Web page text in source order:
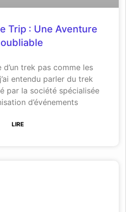
Trip : Une Aventure
trek pas comme les
entendu parler du trek
par la société spécialisée
d’événements
LIRE